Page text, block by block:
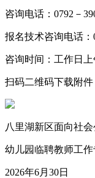
咨询电话：0792－
报名技术咨询电话：
咨询时间：工作日上
扫码二维码下载附件
八里湖新区面向社
幼儿园临聘教师工作
2026年6月30日